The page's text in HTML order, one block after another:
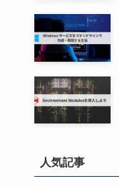
人気記事